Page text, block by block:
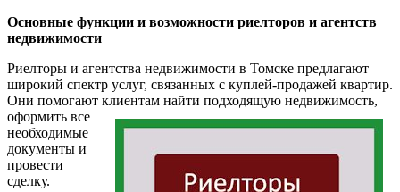
Основные функции и возможности риелторов и агентств
недвижимости
Риелторы и агентства недвижимости в Томске предлагают
широкий спектр услуг, связанных с куплей-продажей квартир.
Они помогают клиентам найти подходящую недвижимость,
оформить все
необходимые
документы и
провести
сделку.